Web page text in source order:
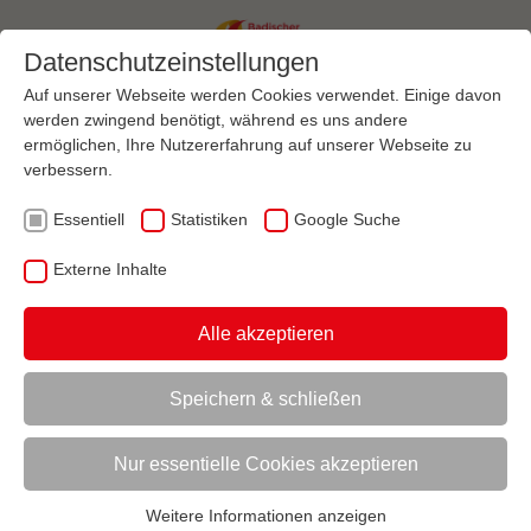
Menü
VEREINSMANAGEMENT EHRENAMT & ENGAGEMENT
Vorlesen
Informationen zum Readspeaker öffnen
Mitarbeiter*innenmarketing
Interesse am freiwilligen Engagement für
Datenschutzeinstellungen
Auf unserer Webseite werden Cookies verwendet. Einige davon
werden zwingend benötigt, während es uns andere
ermöglichen, Ihre Nutzererfahrung auf unserer Webseite zu
verbessern.
Essentiell Statistiken Google Suche
Externe Inhalte
Alle akzeptieren
Speichern & schließen
Nur essentielle Cookies akzeptieren
Weitere Informationen anzeigen